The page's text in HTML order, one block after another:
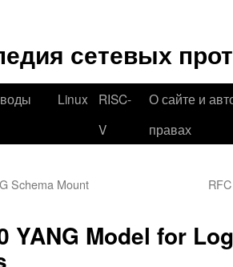
сетевых
Linux
RISC-
V
О сайте и
правах
Schema Mount
YANG Model for